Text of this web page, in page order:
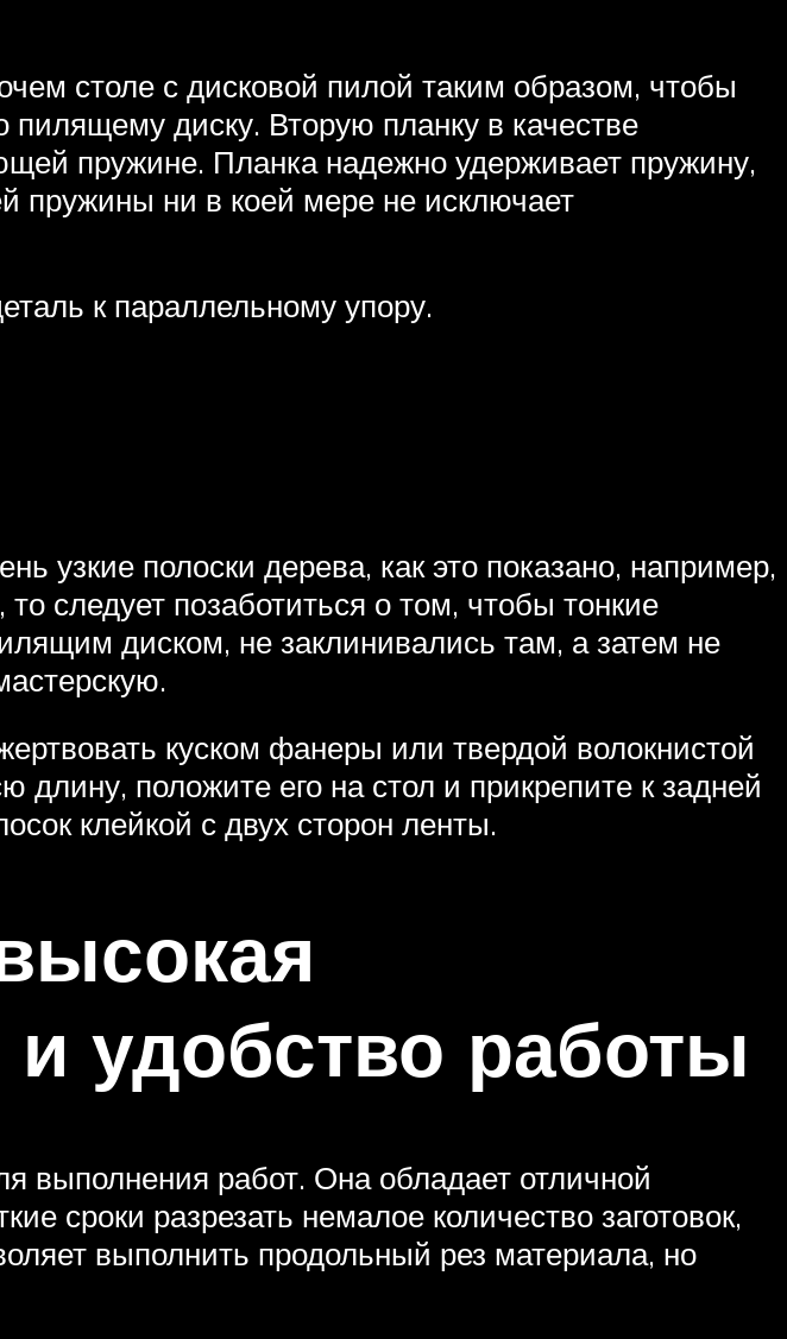
столе с дисковой пилой таким образом, чтобы
пилящему диску. Вторую планку в качестве
пружине. Планка надежно удерживает пружину,
пружины ни в коей мере не исключает
к параллельному упору.
узкие полоски дерева, как это показано, например,
следует позаботиться о том, чтобы тонкие
диском, не заклинивались там, а затем не
куском фанеры или твердой волокнистой
положите его на стол и прикрепите к задней
клейкой с двух сторон ленты.
удобство работы
выполнения работ. Она обладает отличной
сроки разрезать немалое количество заготовок,
выполнить продольный рез материала, но